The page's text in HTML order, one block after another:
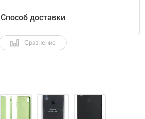
Способ доставки
Сравнение